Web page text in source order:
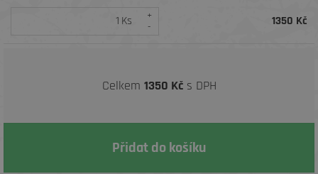
Ks
+
-
1350 Kč
Celkem 1350 Kčs DPH